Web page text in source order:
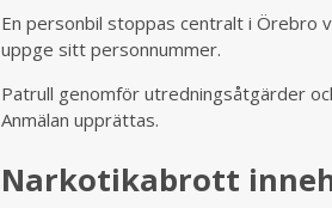
En personbil stoppas centralt i Örebro
uppge sitt personnummer.
Patrull genomför utredningsåtgärder
Anmälan upprättas.
Narkotikabrott